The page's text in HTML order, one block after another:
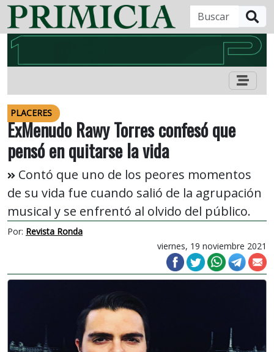
PLACERES
ExMenudo Rawy Torres confesó que
pensó en quitarse la vida
Contó que uno de los peores momentos
de su vida fue cuando salió de la agrupación
musical y se enfrentó al olvido del público.
Por: Revista Ronda
viernes, 19 noviembre 2021